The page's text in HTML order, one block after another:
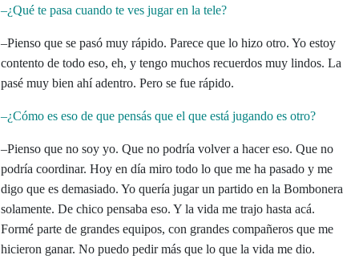
–¿Qué te pasa cuando te ves jugar en la tele?
–Pienso que se pasó muy rápido. Parece que lo hizo otro. Yo estoy
contento de todo eso, eh, y tengo muchos recuerdos muy lindos. La
pasé muy bien ahí adentro. Pero se fue rápido.
–¿Cómo es eso de que pensás que el que está jugando es otro?
–Pienso que no soy yo. Que no podría volver a hacer eso. Que no
podría coordinar. Hoy en día miro todo lo que me ha pasado y me
digo que es demasiado. Yo quería jugar un partido en la Bombonera
solamente. De chico pensaba eso. Y la vida me trajo hasta acá.
Formé parte de grandes equipos, con grandes compañeros que me
hicieron ganar. No puedo pedir más que lo que la vida me dio.